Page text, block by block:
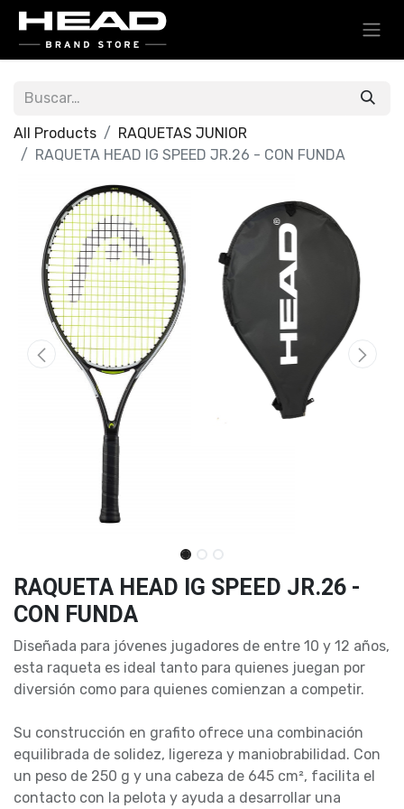
All Products
RAQUETAS JUNIOR
RAQUETA HEAD IG SPEED JR.26 - CON FUNDA
RAQUETA HEAD IG SPEED JR.26 -
CON FUNDA
Diseñada para jóvenes jugadores de entre 10 y 12 años,
esta raqueta es ideal tanto para quienes juegan por
diversión como para quienes comienzan a competir.
Su construcción en grafito ofrece una combinación
equilibrada de solidez, ligereza y maniobrabilidad. Con
un peso de 250 g y una cabeza de 645 cm², facilita el
contacto con la pelota y ayuda a desarrollar una